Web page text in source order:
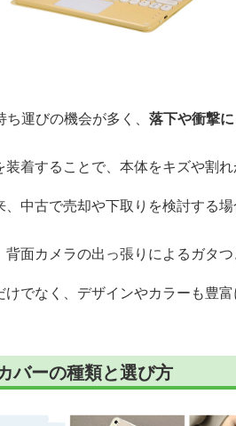
運びの機会が多く、 落下や衝撃
装着することで、本体をキズや割
、中古で売却や下取りを検討する場
背面カメラの出っ張りによるガタ
けでなく、デザインやカラーも豊
バーの種類と選び方